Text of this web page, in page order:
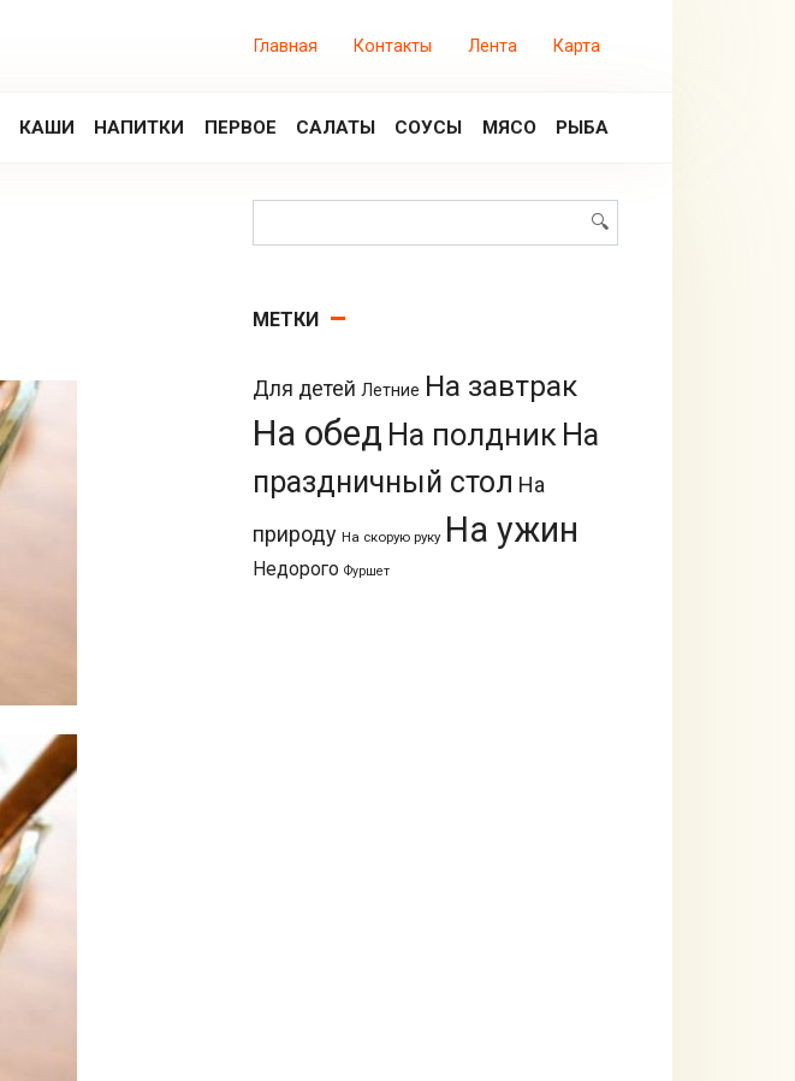
Главная Контакты Лента Карта
КАШИ НАПИТКИ ПЕРВОЕ САЛАТЫ СОУСЫ МЯСО РЫБА
МЕТКИ
Для детей Летние На завтрак
На обед На полдник На
праздничный стол На
природу На скорую руку На ужин
Недорого Фуршет